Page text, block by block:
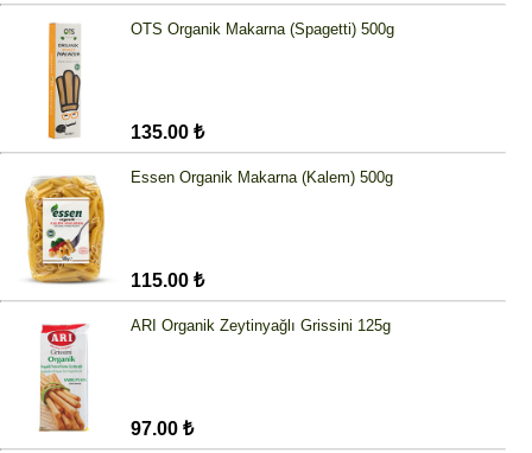
OTS Organik Makarna (Spagetti) 500g
135.00 ₺
Essen Organik Makarna (Kalem) 500g
115.00 ₺
ARI Organik Zeytinyağlı Grissini 125g
97.00 ₺